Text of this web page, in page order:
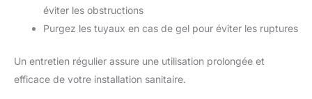
éviter les obstructions
Purgez les tuyaux en cas de gel pour éviter les ruptures
Un entretien régulier assure une utilisation prolongée et
efficace de votre installation sanitaire.